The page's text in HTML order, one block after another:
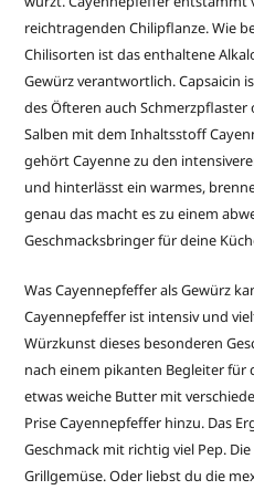
reichtragenden Chilipflanze. Wie
Chilisorten ist das enthaltene
Gewürz verantwortlich. Capsaicin
des Öfteren auch
Salben mit dem Inhaltsstoff
gehört Cayenne zu den
und hinterlässt ein warmes,
genau das macht es zu einem
Geschmacksbringer für deine
Was Cayennepfeffer als Gewürz
Cayennepfeffer ist intensiv und
Würzkunst dieses besonderen
nach einem pikanten Begleiter für
etwas weiche Butter mit
Prise Cayennepfeffer hinzu. Das
Geschmack mit richtig viel Pep.
Grillgemüse. Oder liebst du die